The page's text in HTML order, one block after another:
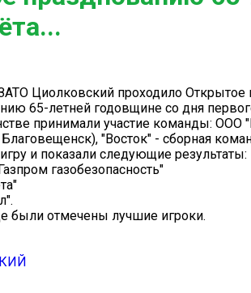
Циолковский проходило Открытое
65-летней годовщине со дня
принимали участие команды: ООО
"Восток" - сборная
и показали следующие результаты:
газобезопасность"
были отмечены лучшие игроки.